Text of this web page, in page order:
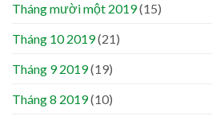
Tháng mười một 2019(15)
Tháng 10 2019(21)
Tháng 9 2019(19)
Tháng 8 2019(10)